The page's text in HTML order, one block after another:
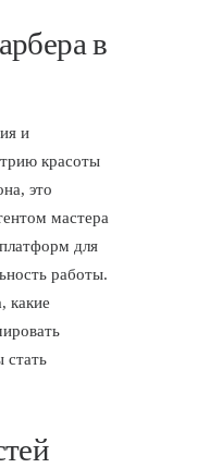
в
и
красоты
это
мастера
для
работы.
, какие
стать